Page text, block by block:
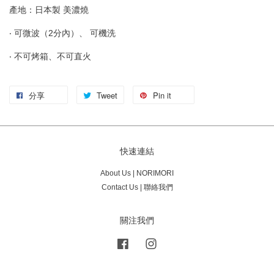
產地：日本製 美濃燒
‧ 可微波（2分內）、 可機洗
‧ 不可烤箱、不可直火
分享 Tweet Pin it
快速連結
About Us | NORIMORI
Contact Us | 聯絡我們
關注我們
Facebook